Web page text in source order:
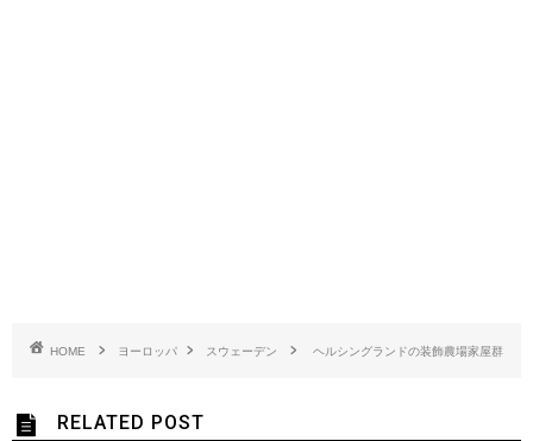
HOME ヨーロッパ スウェーデン ヘルシングランドの装飾農場家屋群
RELATED POST